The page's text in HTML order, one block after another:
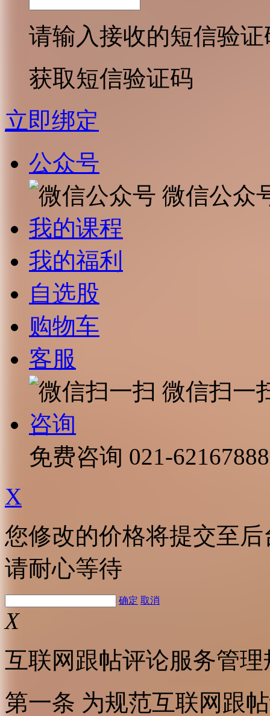
请输入接收的短信验证
获取短信验证码
立即绑定
公众号
微信公众
我的课程
我的福利
自选股
购物车
客服
微信扫一
咨询
免费咨询 021-62167888
X
您修改的价格将提交至
请耐心等待
确定 取消
X
互联网跟帖评论服务管理
第一条 为规范互联网跟